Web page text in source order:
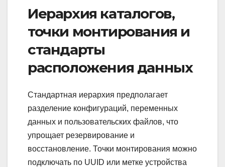
Иерархия каталогов,
точки монтирования и
стандарты
расположения данных
Стандартная иерархия предполагает
разделение конфигураций, переменных
данных и пользовательских файлов, что
упрощает резервирование и
восстановление. Точки монтирования можно
подключать по UUID или метке устройства